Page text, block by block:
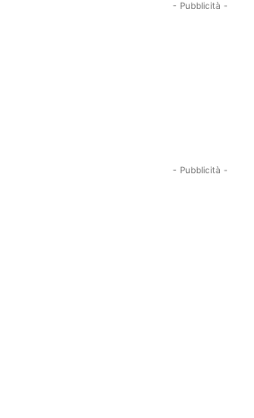
- Pubblicità -
- Pubblicità -